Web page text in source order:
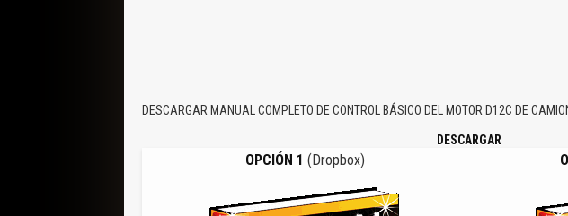
DESCARGAR MANUAL COMPLETO DE CONTROL BÁSICO DEL MOTOR D12C DE
DESCARGAR
OPCIÓN 1 (Dropbox)